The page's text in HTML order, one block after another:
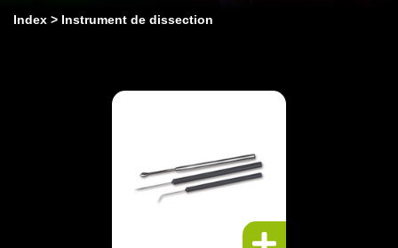
Index Instrument de dissection